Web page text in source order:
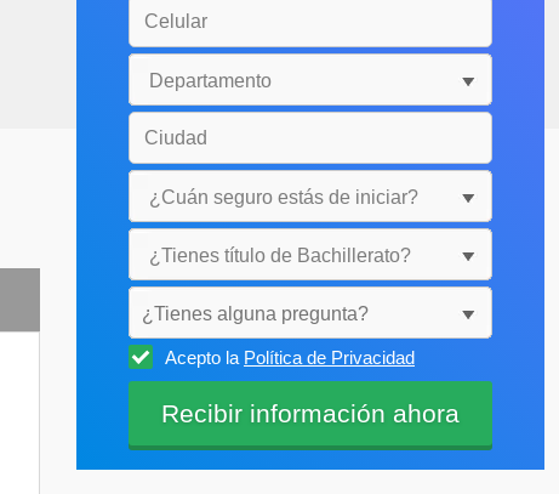
¿Tienes alguna pregunta?
Selecciónala
Acepto la Política de Privacidad